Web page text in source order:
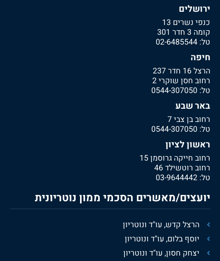
ירושלים
כנפי נשרים 13
קומה 3 חדר 301
טל: 02-6485544
חיפה
הרצל 16 חדר 237
רחוב חסן שוקרי 2
טל: 0544-307050
באר שבע
רחוב בן צבי 7
טל: 0544-307050
ראשון לציון
רחוב חייקה גרוסמן 15
רחוב רוטשילד 46
טל: 03-9644442
יועצים/מאשרים הסכמי ממון נוטריונית
הרצל קדש, עו"ד ונוטריון
יוסף בלום, עו"ד ונוטריון
יצחק חסון, עו"ד ונוטריון